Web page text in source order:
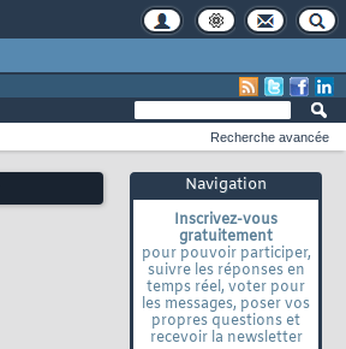
Navigation
Inscrivez-vous
gratuitement
pour pouvoir participer,
suivre les réponses en
temps réel, voter pour
les messages, poser vos
propres questions et
recevoir la newsletter
Recherche avancée